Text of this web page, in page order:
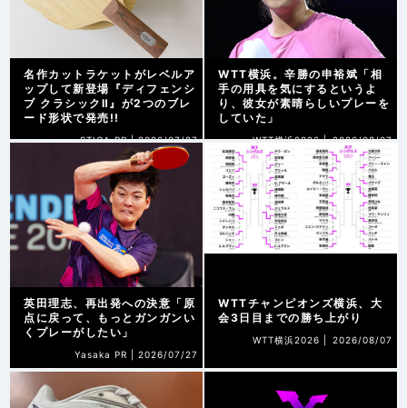
名作カットラケットがレベルア
ップして新登場『ディフェンシ
ブ クラシックⅡ』が2つのブレ
ード形状で発売!!
STIGA PR |2026/07/27
WTT横浜。辛勝の申裕斌「相
手の用具を気にするというよ
り、彼女が素晴らしいプレーを
していた」
WTT横浜2026 | 2026/08/07
英田理志、再出発への決意「原
点に戻って、もっとガンガンい
くプレーがしたい」
Yasaka PR | 2026/07/27
WTTチャンピオンズ横浜、大
会3日目までの勝ち上がり
WTT横浜2026 | 2026/08/07